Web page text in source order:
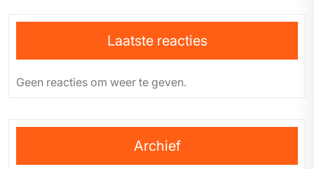
Laatste reacties
Geen reacties om weer te geven.
Archief